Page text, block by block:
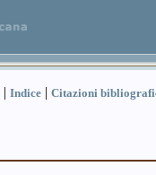
| Indice | Citazioni